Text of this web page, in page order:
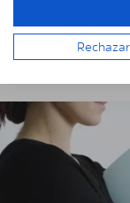
Instalar
Rechazar